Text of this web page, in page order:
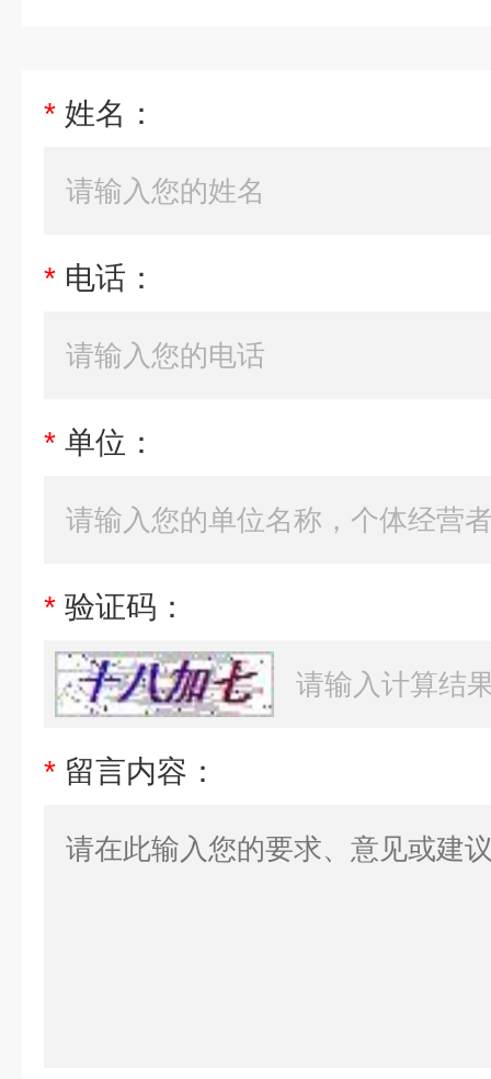
* 姓名：
* 电话：
* 单位：
* 验证码：
* 留言内容：